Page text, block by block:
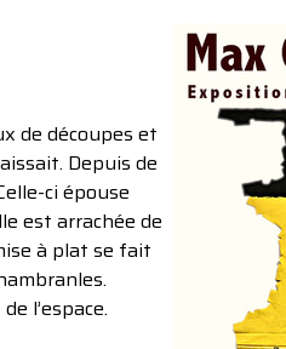
de découpes et
Depuis de
ci épouse
est arrachée de
à plat se fait
l’espace.